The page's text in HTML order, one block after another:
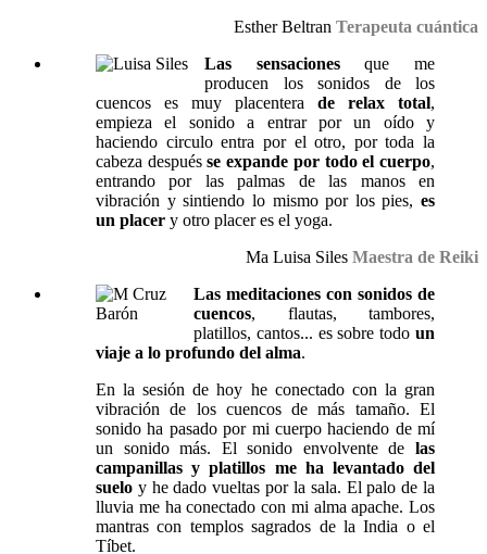
Esther Beltran Terapeuta cuántica
Las sensacionesque me
producen los sonidos de los
cuencos es muy placentera de relax total,
empieza el sonido a entrar por un oído y
haciendo circulo entra por el otro, por toda la
cabeza despuésse expande por todo el cuerpo,
entrando por las palmas de las manos en
vibración y sintiendo lo mismo por los pies, es
un placer y otro placer es el yoga.
Ma Luisa Siles Maestra de Reiki
Las meditaciones con sonidos de
cuencos, flautas, tambores,
platillos, cantos... es sobre todo un
viaje a lo profundo del alma.
En la sesión de hoy he conectado con la gran
vibración de los cuencos de más tamaño. El
sonido ha pasado por mi cuerpo haciendo de mí
un sonido más. El sonido envolvente de las
campanillas y platillos me ha levantado del
suelo y he dado vueltas por la sala. El palo de la
lluvia me ha conectado con mi alma apache. Los
mantras con templos sagrados de la India o el
Tíbet.